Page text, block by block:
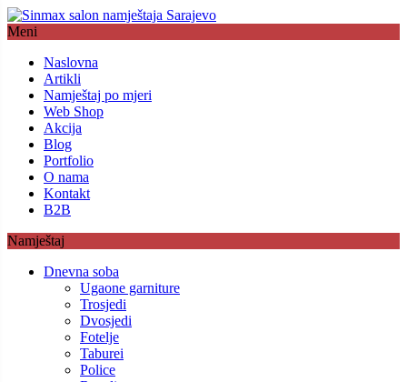
Meni
Naslovna
Artikli
Namještaj po mjeri
Web Shop
Akcija
Blog
Portfolio
O nama
Kontakt
B2B
Namještaj
Dnevna soba
Ugaone garniture
Trosjedi
Dvosjedi
Fotelje
Taburei
Police